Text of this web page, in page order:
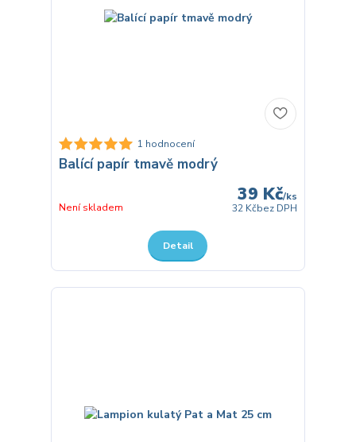
1 hodnocení
Balící papír tmavě modrý
39 Kč/ks
32 Kčbez DPH
Není skladem
Detail